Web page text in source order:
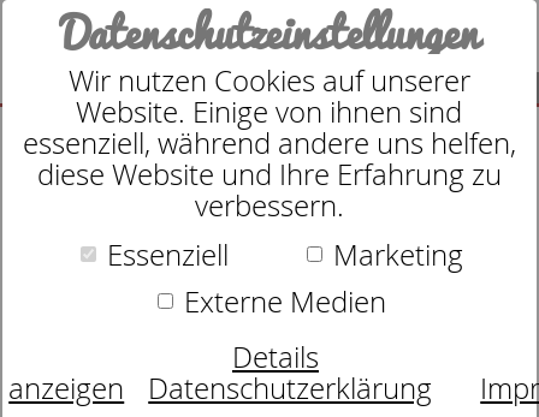
SUCHE
Datenschutzeinstellungen
Wir nutzen Cookies auf unserer
Website. Einige von ihnen sind
essenziell, während andere uns helfen,
diese Website und Ihre Erfahrung zu
verbessern.
Essenziell
Marketing
Externe Medien
Details
anzeigen
Datenschutzerklärung
Motorrahmen
dormabell classic M3